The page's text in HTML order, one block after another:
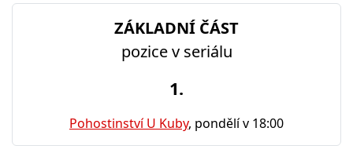
ZÁKLADNÍ ČÁST
pozice v seriálu
1.
Pohostinství U Kuby, pondělí v 18:00